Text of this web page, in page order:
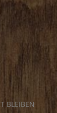
BLEIBEN